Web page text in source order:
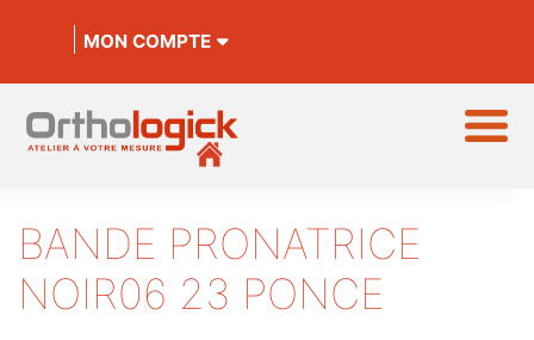
MON COMPTE
BANDE PRONATRICE
NOIR06 23 PONCE